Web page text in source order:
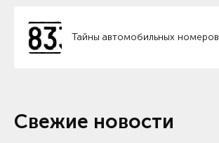
Тайны автомобильных номеров
Свежие новости